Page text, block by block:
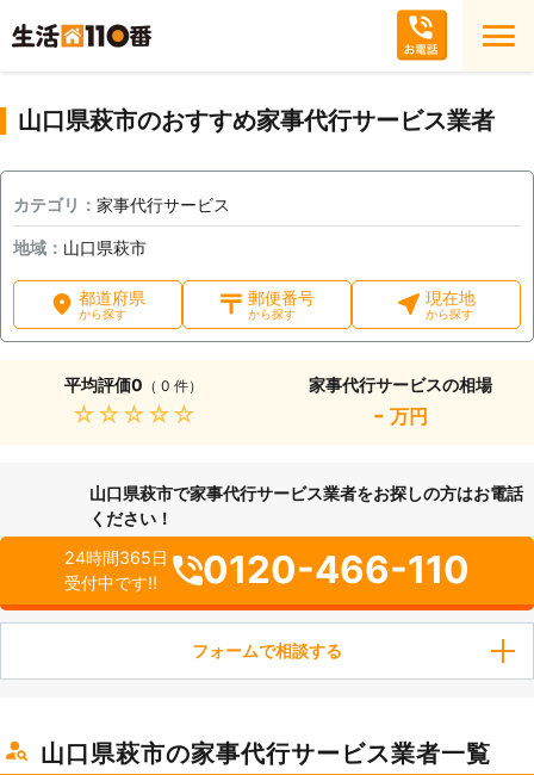
山口県萩市のおすすめ家事代行サービス業者
カテゴリ： 家事代行サービス
地域： 山口県萩市
都道府県
から探す
郵便番号
から探す
現在地
から探す
平均評価0 （ 0 件）
★★★★★
家事代行サービスの相場
- 万円
山口県萩市で家事代行サービス業者をお探しの方はお電話
ください！
24時間365日
受付中です!!
0120-466-110
フォームで相談する
山口県萩市の家事代行サービス業者一覧